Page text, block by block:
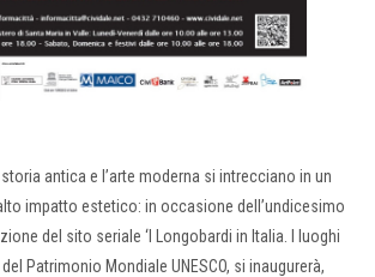
antica e l’arte moderna si intrecciano in un
impatto estetico: in occasione dell’undicesimo
del sito seriale ‘I Longobardi in Italia. I luoghi
Patrimonio Mondiale UNESCO, si inaugurerà,